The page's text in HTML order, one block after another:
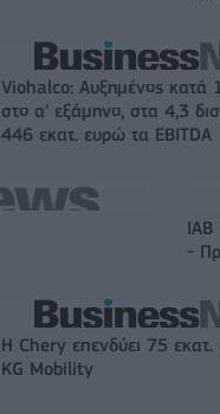
Viohalco: Αυξημένος κατά
στο α' εξάμηνο, στα 4,3
446 εκατ. ευρώ τα EBITDA
IAB
-
Η Chery επενδύει 75 εκατ.
KG Mobility